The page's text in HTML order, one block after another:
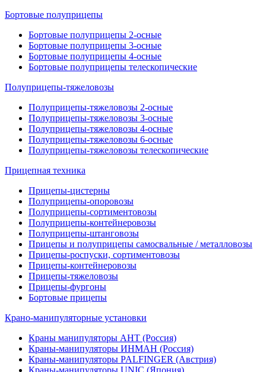
Бортовые полуприцепы
Бортовые полуприцепы 2-осные
Бортовые полуприцепы 3-осные
Бортовые полуприцепы 4-осные
Бортовые полуприцепы телескопические
Полуприцепы-тяжеловозы
Полуприцепы-тяжеловозы 2-осные
Полуприцепы-тяжеловозы 3-осные
Полуприцепы-тяжеловозы 4-осные
Полуприцепы-тяжеловозы 6-осные
Полуприцепы-тяжеловозы телескопические
Прицепная техника
Прицепы-цистерны
Полуприцепы-опоровозы
Полуприцепы-сортиментовозы
Полуприцепы-контейнеровозы
Полуприцепы-штанговозы
Прицепы и полуприцепы самосвальные / металловозы
Прицепы-роспуски, сортиментовозы
Прицепы-контейнеровозы
Прицепы-тяжеловозы
Прицепы-фургоны
Бортовые прицепы
Крано-манипуляторные установки
Краны манипуляторы АНТ (Россия)
Краны-манипуляторы ИНМАН (Россия)
Краны-манипуляторы PALFINGER (Австрия)
Краны-манипуляторы UNIC (Япония)